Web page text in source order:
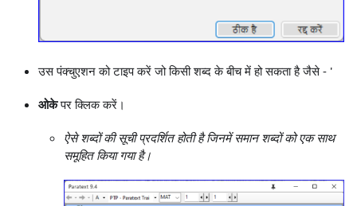
उस पंक्चुएशन को टाइप करें जो किसी शब्द के बीच में हो सकता है जैसे - '
ओकेपर क्लिक करें।
ऐसे शब्दों की सूची प्रदर्शित होती है जिनमें समान शब्दों को एक साथ
समूहित किया गया है।